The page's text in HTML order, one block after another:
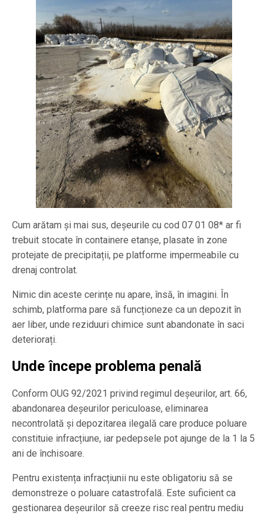
Cum arătam și mai sus, deșeurile cu cod 07 01 08* ar fi
trebuit stocate în containere etanșe, plasate în zone
protejate de precipitații, pe platforme impermeabile cu
drenaj controlat.
Nimic din aceste cerințe nu apare, însă, în imagini. În
schimb, platforma pare să funcționeze ca un depozit în
aer liber, unde reziduuri chimice sunt abandonate în saci
deteriorați.
Unde începe problema penală
Conform OUG 92/2021 privind regimul deșeurilor, art. 66,
abandonarea deșeurilor periculoase, eliminarea
necontrolată și depozitarea ilegală care produce poluare
constituie infracțiune, iar pedepsele pot ajunge de la 1 la 5
ani de închisoare.
Pentru existența infracțiunii nu este obligatoriu să se
demonstreze o poluare catastrofală. Este suficient ca
gestionarea deșeurilor să creeze risc real pentru mediu